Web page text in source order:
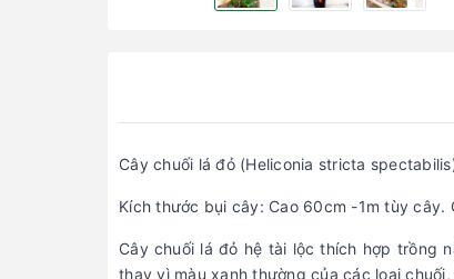
Cây chuối lá đỏ (Heliconia stricta
Kích thước bụi cây: Cao 60cm -1m tùy cây.
Cây chuối lá đỏ hệ tài lộc thích hợp trồng
thay vì màu xanh thường của các loại